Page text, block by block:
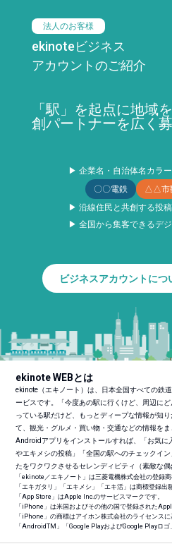
法人のお客様
ekinoteビジネス
アカウントのご紹介
「駅」を起点に地域
創パートナーを広く
▶ 企業名・自治体名カラ
〇〇電鉄
△△市
▶ 沿線住民と共創する投
▶ 全国から集客できるデ
ビジネスアカウントにつ
ekinote WEBとは
ekinote（エキノート）は、日本全国すべての鉄
ービスです。「今度あの駅に行くけど、周辺に
っている駅だけど、もっとディープな情報が知
て、観光・グルメ・買い物・交通などの情報を
Androidアプリをインストールすれば、「お気に
やエキメシの投稿」「全国の駅へのチェックイ
たをワクワクさせるセレンディピティ（素敵な
「ekinote／エキノート」は三菱電機株式会社の登録商
「エキガタリ」「エキメシ」「エキ活」は商標登録出
「App Store」はApple Inc.のサービスマークです。
「iPhone」は米国およびその他の国で登録された
「iPhone」の商標はアイホン株式会社のライセンスに
「AndroidTM 」「Google PlayおよびGoogle Playロゴ